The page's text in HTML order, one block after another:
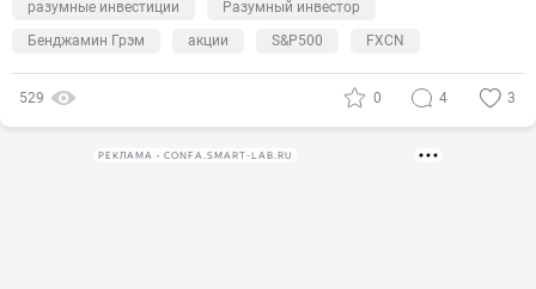
разумные инвестиции
Разумный инвестор
Бенджамин Грэм
акции S&P500 FXCN
529 0 4 3
РЕКЛАМА • CONFA.SMART-LAB.RU